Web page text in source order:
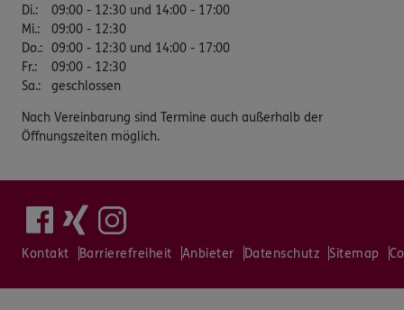
Di.:
09:00 - 12:30 und 14:00 - 17:00
Mi.:
09:00 - 12:30
Do.: 09:00 - 12:30 und 14:00 - 17:00
Fr.:
09:00 - 12:30
Sa.: geschlossen
Nach Vereinbarung sind Termine auch außerhalb der
Öffnungszeiten möglich.
Kontakt Barrierefreiheit Anbieter Datenschutz Sitemap